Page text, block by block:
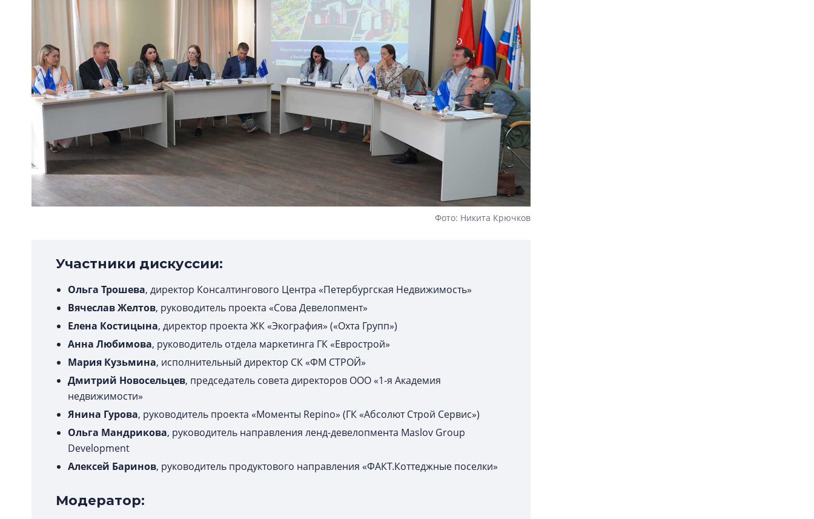
Фото: Никита Крючков
Участники дискуссии:
Ольга Трошева, директор Консалтингового Центра «Петербургская Недвижимость»
Вячеслав Желтов, руководитель проекта «Сова Девелопмент»
Елена Костицына, директор проекта ЖК «Экография» («Охта Групп»)
Анна Любимова, руководитель отдела маркетинга ГК «Еврострой»
Мария Кузьмина, исполнительный директор СК «ФМ СТРОЙ»
Дмитрий Новосельцев, председатель совета директоров ООО «1-я Академия
недвижимости»
Янина Гурова, руководитель проекта «Моменты Repino» (ГК «Абсолют Строй Сервис»)
Ольга Мандрикова, руководитель направления ленд-девелопмента Maslov Group
Development
Алексей Баринов, руководитель продуктового направления «ФАКТ.Коттеджные поселки»
Модератор: